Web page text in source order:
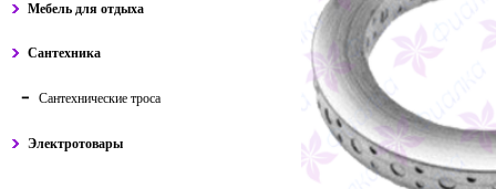
Мебель для отдыха
Сантехника
Сантехнические троса
Электротовары